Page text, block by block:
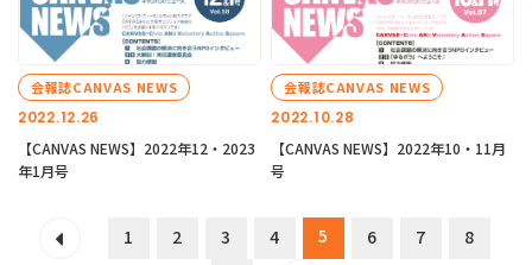
2022.12.26
会報誌CANVAS NEWS
【CANVAS NEWS】2022年12・2023
年1月号
2022.10.28
会報誌CANVAS NEWS
【CANVAS NEWS】2022年10・11月
号
1 2 3 4 5 6 7
8